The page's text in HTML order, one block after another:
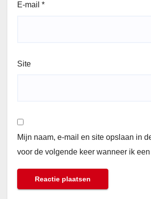
E-mail *
Site
Mijn naam, e-mail en site opslaan in
voor de volgende keer wanneer ik